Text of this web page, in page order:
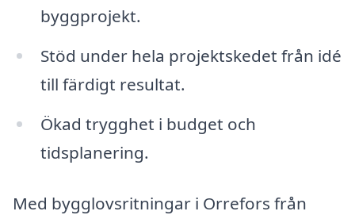
byggprojekt.
Stöd under hela projektskedet från idé
till färdigt resultat.
Ökad trygghet i budget och
tidsplanering.
Med bygglovsritningar i Orrefors från